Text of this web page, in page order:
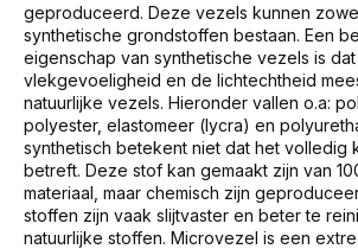
geproduceerd. Deze vezels kunnen
synthetische grondstoffen bestaan. Een
eigenschap van synthetische vezels is
vlekgevoeligheid en de lichtechtheid
natuurlijke vezels. Hieronder vallen o.a:
polyester, elastomeer (lycra) en
synthetisch betekent niet dat het volledig
betreft. Deze stof kan gemaakt zijn van
materiaal, maar chemisch zijn
stoffen zijn vaak slijtvaster en beter te
natuurlijke stoffen. Microvezel is een